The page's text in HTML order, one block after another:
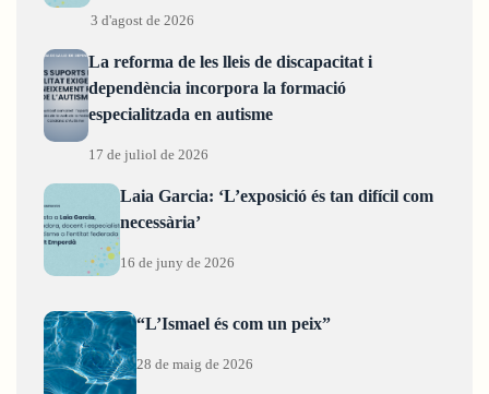
3 d'agost de 2026
La reforma de les lleis de discapacitat i
dependència incorpora la formació
especialitzada en autisme
17 de juliol de 2026
Laia Garcia: ‘L’exposició és tan difícil com
necessària’
16 de juny de 2026
“L’Ismael és com un peix”
28 de maig de 2026